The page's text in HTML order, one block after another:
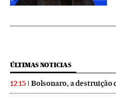
ÚLTIMAS NOTICIAS
12:15 Bolsonaro, a destruição